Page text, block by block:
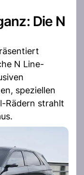
Die N
N Line-
speziellen
Rädern strahlt